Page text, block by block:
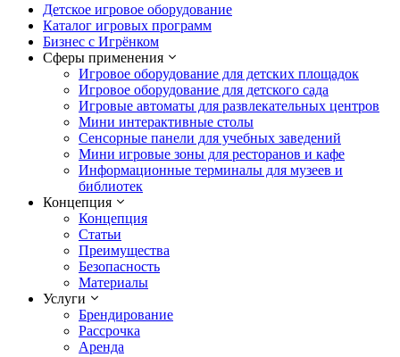
Детское игровое оборудование
Каталог игровых программ
Бизнес с Игрёнком
Сферы применения
Игровое оборудование для детских площадок
Игровое оборудование для детского сада
Игровые автоматы для развлекательных центров
Мини интерактивные столы
Сенсорные панели для учебных заведений
Мини игровые зоны для ресторанов и кафе
Информационные терминалы для музеев и
библиотек
Концепция
Концепция
Статьи
Преимущества
Безопасность
Материалы
Услуги
Брендирование
Рассрочка
Аренда